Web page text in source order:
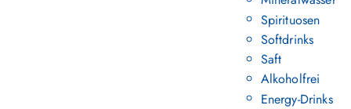
Spirituosen
Softdrinks
Saft
Alkoholfrei
Energy-Drinks